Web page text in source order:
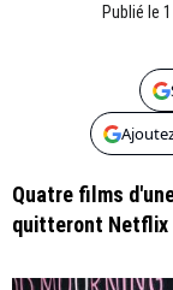
Publié le
Quatre films
quitteront Netflix